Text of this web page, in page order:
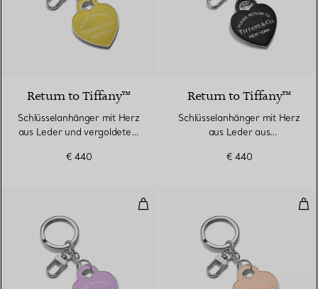
Return to Tiffany™
Schlüsselanhänger mit Herz
aus Leder und vergoldetem
€ 440
Return to Tiffany™
Schlüsselanhänger mit Herz
aus Leder aus
Messing
€ 440
Schlüsselanhänger mit Herz